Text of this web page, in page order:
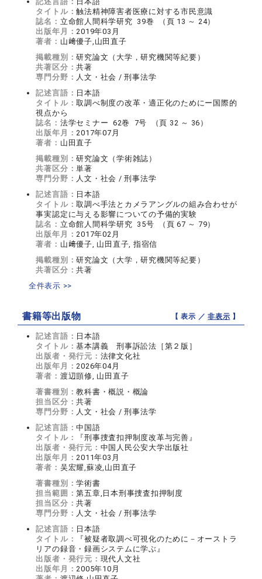
タイトル：触法精神障害者医療に対する市民意識
誌名： 立命館人間科学研究 39巻 （頁 13 ～ 24）
出版年月：2019年03月
著者： 山﨑優子,山田直子
掲載種別：研究論文（大学，研究機関等紀要）
共著区分：共著
専門分野： 人文・社会 / 刑事法学
記述言語： 日本語
タイトル：取調べ制度の改革・適正化のためにー国際的
視点から
誌名： 法学セミナー 62巻 7号 （頁 32 ～ 36）
出版年月：2017年07月
著者： 山田直子
掲載種別：研究論文（学術雑誌）
共著区分：単著
専門分野： 人文・社会 / 刑事法学
記述言語： 日本語
タイトル：取調べ手法とカメラアングルの組み合わせが
事実認定に与える影響についての予備的実験
誌名： 立命館人間科学研究 35号 （頁 67 ～ 79）
出版年月：2017年02月
著者： 山﨑優子, 山田直子, 指宿信
掲載種別：研究論文（大学，研究機関等紀要）
共著区分：共著
全件表示 >>
書籍等出版物 【 表示 ／非表示 】
記述言語： 日本語
タイトル：基本講義 刑事訴訟法［第２版］
出版者・発行元： 法律文化社
出版年月：2026年04月
著者： 渡辺顗修, 山田直子
著書種別：教科書・概説・概論
担当区分：共著
専門分野： 人文・社会 / 刑事法学
記述言語：中国語
タイトル：
『刑事捜査扣押制度改革与完善』
出版者・発行元： 中国人民公安大学出版社
出版年月：2011年03月
著者： 吴宏耀,蘇凌,山田直子
著書種別：学術書
担当範囲：第五章,日本刑事捜査扣押制度
担当区分：共著
専門分野： 人文・社会 / 刑事法学
記述言語： 日本語
タイトル：
『被疑者取調べ可視化のために－オーストラ
リアの録音・録画システムに学ぶ』
出版者・発行元： 現代人文社
出版年月：2005年10月